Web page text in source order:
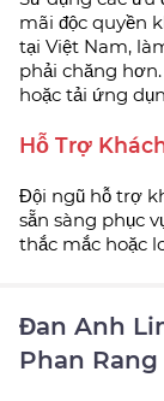
mãi độc quyền
tại Việt Nam,
phải chăng
hoặc tải ứng
Hỗ Trợ
Đội ngũ hỗ trợ
sẵn sàng phục
thắc mắc hoặc
Đan Anh
Phan